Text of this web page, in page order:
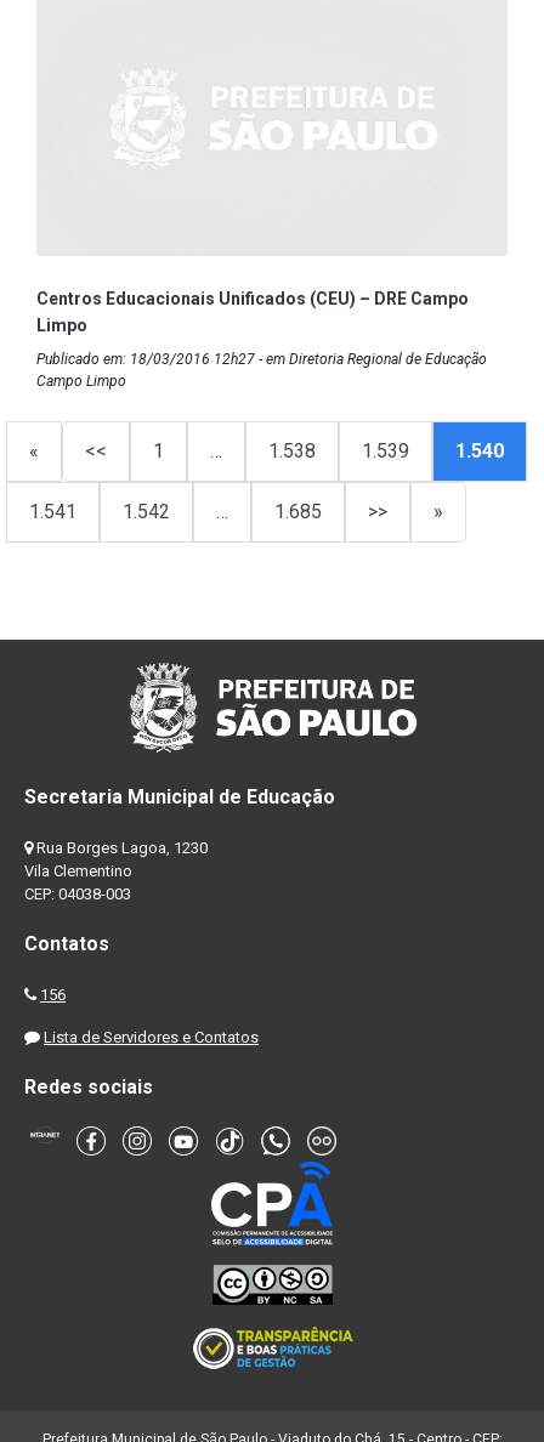
Centros Educacionais Unificados (CEU) – DRE Campo
Limpo
Publicado em: 18/03/2016 12h27 - em Diretoria Regional de Educação
Campo Limpo
« << 1 … 1.538 1.539 1.540
1.541 1.542 … 1.685 >> »
Secretaria Municipal de Educação
Rua Borges Lagoa, 1230
Vila Clementino
CEP: 04038-003
Contatos
156
Lista de Servidores e Contatos
Redes sociais